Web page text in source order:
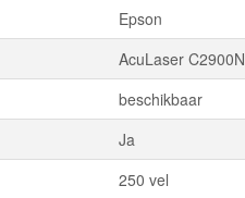
Epson
AcuLaser C2900N
beschikbaar
Ja
250 vel